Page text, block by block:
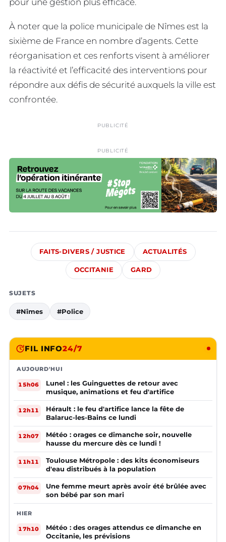
À noter que la police municipale de Nîmes est la
sixième de France en nombre d’agents. Cette
réorganisation et ces renforts visent à améliorer
la réactivité et l’efficacité des interventions pour
répondre aux défis de sécurité auxquels la ville est
confrontée.
PUBLICITÉ
PUBLICITÉ
FAITS-DIVERS / JUSTICE ACTUALITÉS
OCCITANIE GARD
SUJETS
#Nîmes #Police
FIL INFO24/7
AUJOURD'HUI
15h06
Lunel : les Guinguettes de retour avec
musique, animations et feu d'artifice
12h11
Hérault : le feu d'artifice lance la fête de
Balaruc-les-Bains ce lundi
12h07
Météo : orages ce dimanche soir, nouvelle
hausse du mercure dès ce lundi !
11h11
Toulouse Métropole : des kits économiseurs
d'eau distribués à la population
07h04
Une femme meurt après avoir été brûlée avec
son bébé par son mari
HIER
17h10
Météo : des orages attendus ce dimanche en
Occitanie, les prévisions